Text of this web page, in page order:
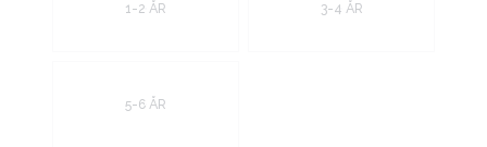
1-2 ÅR 3-4 ÅR
5-6 ÅR